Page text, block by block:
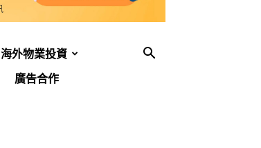
海外物業投資
廣告合作